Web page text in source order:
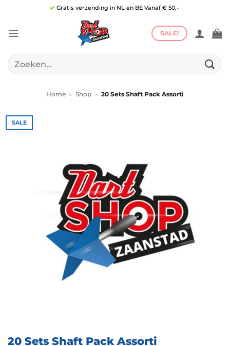
inhoud
Gratis verzending in NL en BE Vanaf € 50,-
SALE!
Zoeken
naar:
Home » Shop » 20 Sets Shaft Pack Assorti
SALE
20 Sets Shaft Pack Assorti